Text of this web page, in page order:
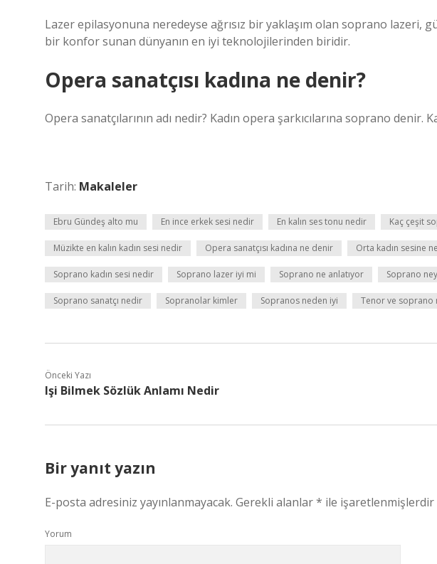
Lazer epilasyonuna neredeyse ağrısız bir yaklaşım olan soprano lazeri,
bir konfor sunan dünyanın en iyi teknolojilerinden biridir.
Opera sanatçısı kadına ne denir?
Opera sanatçılarının adı nedir? Kadın opera şarkıcılarına soprano denir.
Tarih: Makaleler
Ebru Gündeş alto mu En ince erkek sesi nedir En kalın ses tonu nedir Kaç çeşit
Müzikte en kalın kadın sesi nedir Opera sanatçısı kadına ne denir Orta kadın sesine
Soprano kadın sesi nedir Soprano lazer iyi mi Soprano ne anlatıyor Soprano
Soprano sanatçı nedir Sopranolar kimler Sopranos neden iyi Tenor ve soprano
Önceki Yazı
Işi Bilmek Sözlük Anlamı Nedir
Bir yanıt yazın
E-posta adresiniz yayınlanmayacak. Gerekli alanlar* ile işaretlenmişlerdir
Yorum